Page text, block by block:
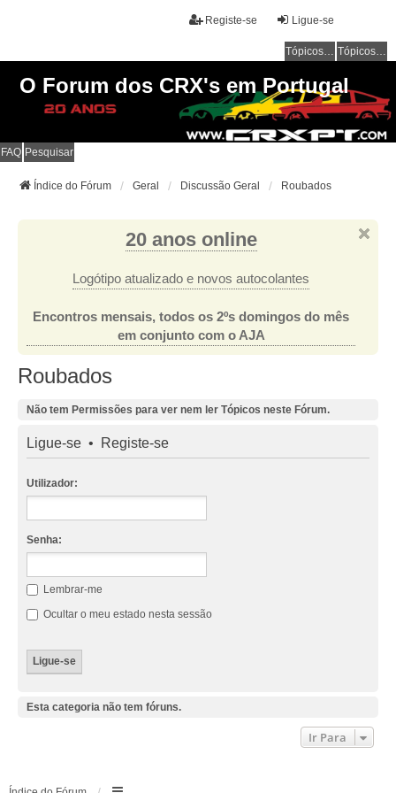
Ligue-se
Registe-se
Tópicos sem resposta Tópicos ativos
O Forum dos CRX's em Portugal
FAQ Pesquisar
Índice do Fórum Geral Discussão Geral Roubados
20 anos online
Logótipo atualizado e novos autocolantes
Encontros mensais, todos os 2ºs domingos do mês
em conjunto com o AJA
Roubados
Não tem Permissões para ver nem ler Tópicos neste Fórum.
Ligue-se • Registe-se
Utilizador:
Senha:
Lembrar-me
Ocultar o meu estado nesta sessão
Esta categoria não tem fóruns.
Ir Para